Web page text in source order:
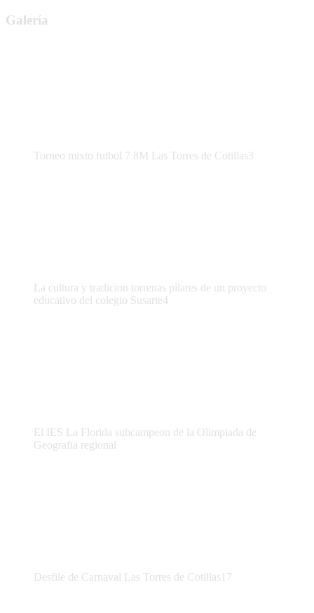
Galería
Torneo mixto futbol 7 8M Las Torres de Cotillas3
La cultura y tradicion torrenas pilares de un proyecto
educativo del colegio Susarte4
El IES La Florida subcampeon de la Olimpiada de
Geografia regional
Desfile de Carnaval Las Torres de Cotillas17